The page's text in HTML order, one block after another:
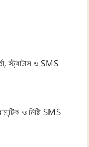
স্ট্যাটাস ও SMS
ও মিষ্টি SMS